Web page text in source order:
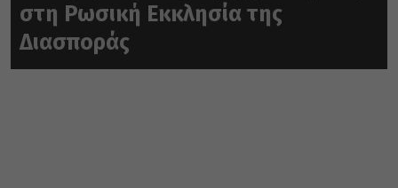
στη Ρωσική Εκκλησία της
Διασποράς